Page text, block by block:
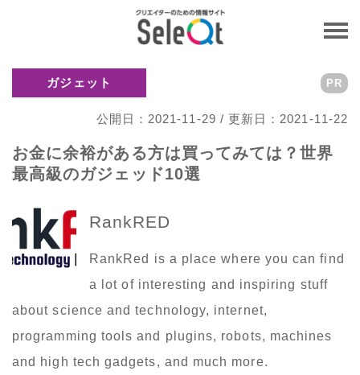
ガジェット
公開日：2021-11-29 / 更新日：2021-11-22
PR
お金に余裕がある方は買ってみては？世界
最高級のガジェッド10選
RankRED
RankRed is a place where you can find
a lot of interesting and inspiring stuff
about science and technology, internet,
programming tools and plugins, robots, machines
and high tech gadgets, and much more.